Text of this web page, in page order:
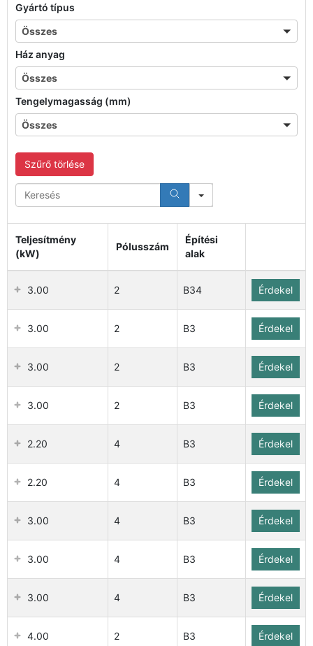
Gyártó típus
Összes
Ház anyag
Összes
Tengelymagasság (mm)
Összes
Szűrő törlése
Search
Teljesítmény
(kW)
Pólusszám
Építési
alak
3.00 2 B34 Érdekel
3.00 2 B3 Érdekel
3.00 2 B3 Érdekel
3.00 2 B3 Érdekel
2.20 4 B3 Érdekel
2.20 4 B3 Érdekel
3.00 4 B3 Érdekel
3.00 4 B3 Érdekel
3.00 4 B3 Érdekel
4.00 2 B3 Érdekel